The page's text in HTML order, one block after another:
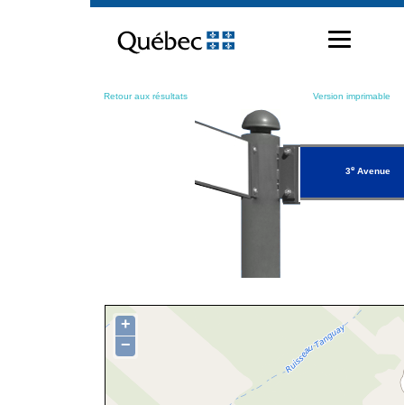
contenu
Retour aux résultats Version imprimable
3eAvenue
+
−